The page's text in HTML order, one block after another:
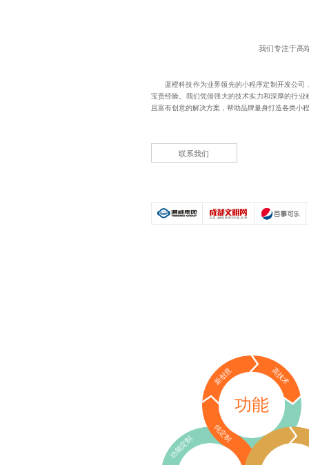
我们专注于高
蓝橙科技作为业界领先的小程序定制开发公司
宝贵经验。我们凭借强大的技术实力和深厚的行业
且富有创意的解决方案，帮助品牌量身打造各类小
联系我们
功能
新创意 高技术
纯定制
功能定制